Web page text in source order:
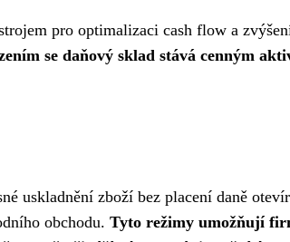
pro optimalizaci cash flow a
se daňový sklad stává cenným
uskladnění zboží bez placení daně
obchodu. Tyto režimy umožňují